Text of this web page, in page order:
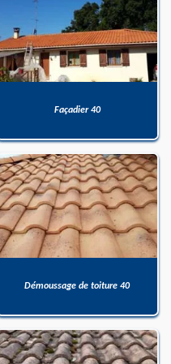
Façadier 40
Démoussage de toiture 40